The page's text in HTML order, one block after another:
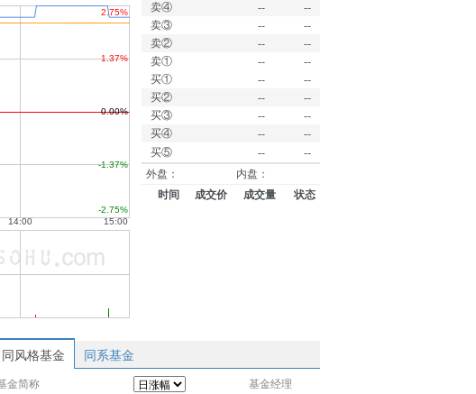
卖④
--
--
卖③
--
--
卖②
--
--
卖①
--
--
买①
--
--
买②
--
--
买③
--
--
买④
--
--
买⑤
--
--
外盘：
内盘：
时间
成交价 成交量 状态
同风格基金 同系基金
金简称 基金经理